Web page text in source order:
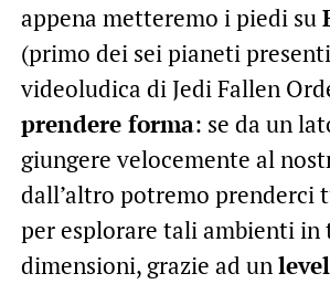
appena metteremo i piedi su
(primo dei sei pianeti
videoludica di Jedi Fallen
prendere forma: se da un
giungere velocemente al
dall’altro potremo prenderci
per esplorare tali ambienti in
dimensioni, grazie ad un